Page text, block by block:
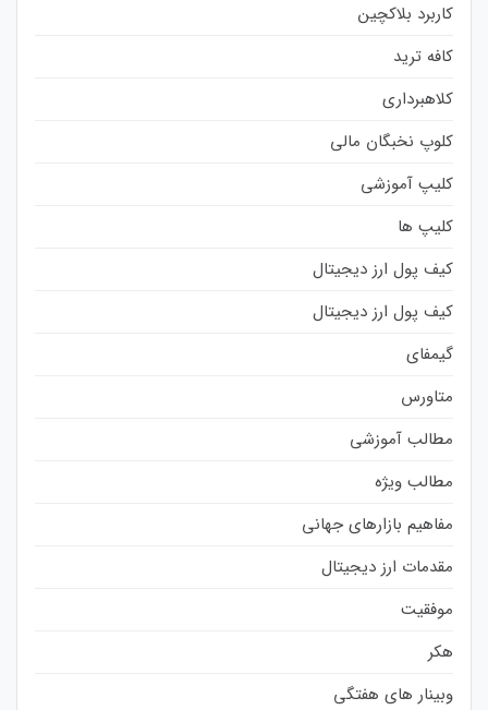
کاربرد بلاکچین
کافه ترید
کلاهبرداری
کلوپ نخبگان مالی
کلیپ آموزشی
کلیپ ها
کیف پول ارز دیجیتال
کیف پول ارز دیجیتال
گیمفای
متاورس
مطالب آموزشی
مطالب ویژه
مفاهیم بازارهای جهانی
مقدمات ارز دیجیتال
موفقیت
هکر
وبینار های هفتگی